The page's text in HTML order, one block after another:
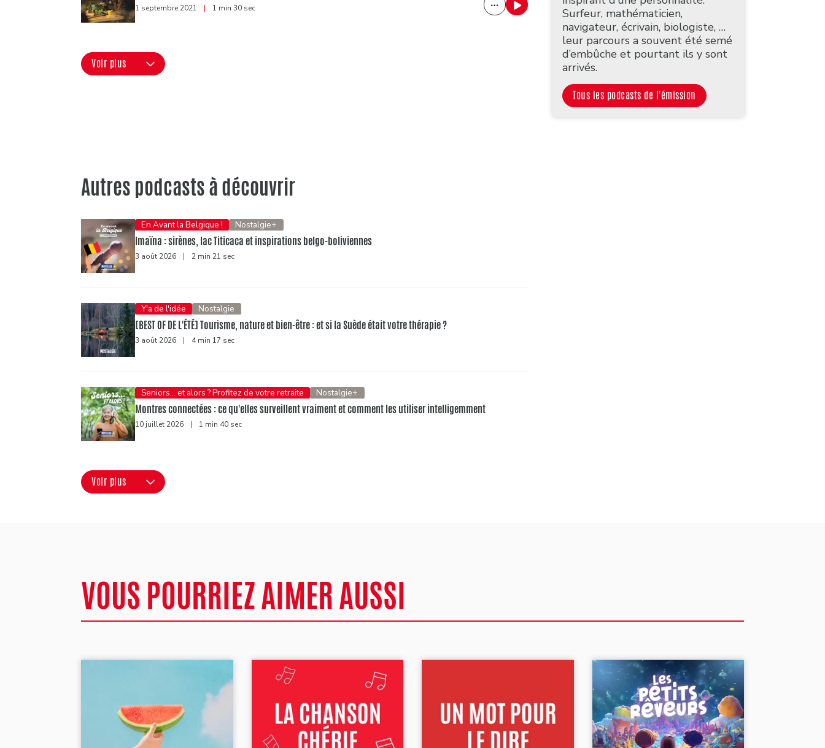
1 septembre 2021 | 1 min 30 sec
Voir plus
Surfeur, mathématicien,
navigateur, écrivain, biologiste, …
leur parcours a souvent été semé
d’embûche et pourtant ils y sont
arrivés.
Tous les podcasts de l'émission
Autres podcasts à découvrir
En Avant la Belgique ! Nostalgie+
Imaïna : sirènes, lac Titicaca et inspirations belgo-boliviennes
3 août 2026 | 2 min 21 sec
Y'a de l'idée Nostalgie
[BEST OF DE L'ÉTÉ] Tourisme, nature et bien-être : et si la Suède était votre thérapie ?
3 août 2026 | 4 min 17 sec
Seniors... et alors ? Profitez de votre retraite Nostalgie+
Montres connectées : ce qu'elles surveillent vraiment et comment les utiliser intelligemment
10 juillet 2026 | 1 min 40 sec
Voir plus
VOUS POURRIEZ AIMER AUSSI